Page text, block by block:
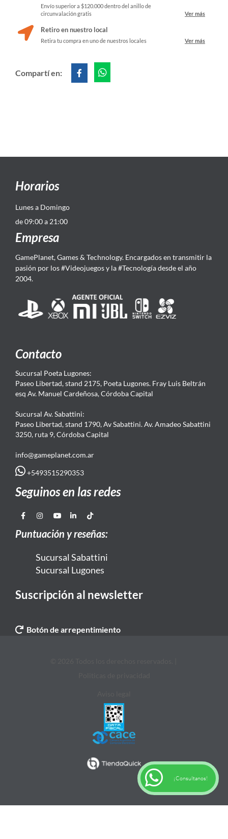
Envío superior a $120.000 dentro del anillo de
circunvalación gratis
Ver más
Retiro en nuestro local
Retira tu compra en uno de nuestros locales Ver más
Compartí en:
Horarios
Lunes a Domingo
de 09:00 a 21:00
Empresa
GamePlanet, Games & Technology. Encargados en transmitir la
pasión por los #Videojuegos y la #Tecnología desde el año
2004.
Contacto
Sucursal Poeta Lugones:
Paseo Libertad, stand 2175, Poeta Lugones. Fray Luis Beltrán
esq Av. Manuel Cardeñosa, Córdoba Capital
Sucursal Av. Sabattini:
Paseo Libertad, stand 1790, Av Sabattini. Av. Amadeo Sabattini
3250, ruta 9, Córdoba Capital
info@gameplanet.com.ar
+5493515290353
Seguinos en las redes
Puntuación y reseñas:
Sucursal Sabattini
Sucursal Lugones
Suscripción al newsletter
Botón de arrepentimiento
¡Consultanos!